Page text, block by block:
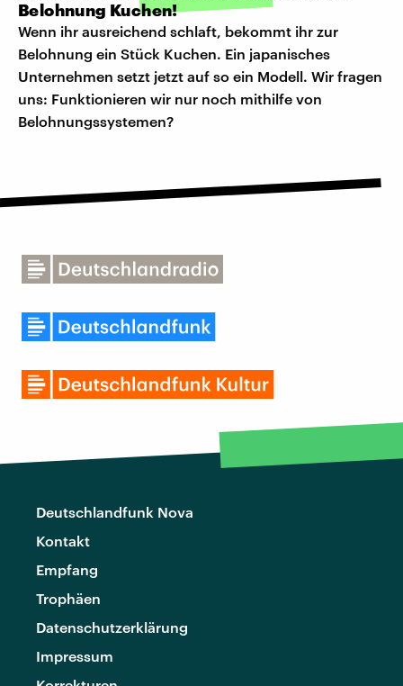
Belohnung Kuchen!
Wenn ihr ausreichend schlaft, bekommt ihr zur
Belohnung ein Stück Kuchen. Ein japanisches
Unternehmen setzt jetzt auf so ein Modell. Wir fragen
uns: Funktionieren wir nur noch mithilfe von
Belohnungssystemen?
Deutschlandfunk Nova
Kontakt
Empfang
Trophäen
Datenschutzerklärung
Impressum